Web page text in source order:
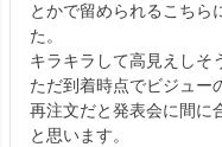
とかで留められるこちら
た。
キラキラして高見えしそ
ただ到着時点でビジュー
再注文だと発表会に間に
と思います。